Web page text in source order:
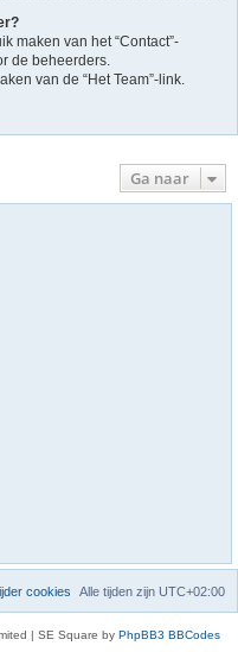
maken van het “Contact”-
de beheerders.
van de “Het Team”-link.
Ga naar
Alle tijden zijn UTC+02:00
cookies
| SE Square by PhpBB3 BBCodes